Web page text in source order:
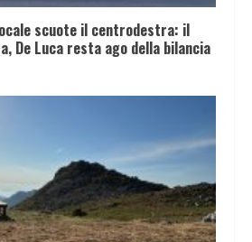
scuote il centrodestra: il
De Luca resta ago della bilancia